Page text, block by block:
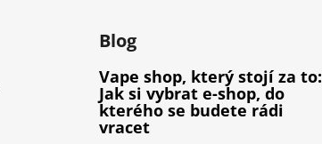
Blog
Vape shop, který stojí za to:
Jak si vybrat e-shop, do
kterého se budete rádi
vracet